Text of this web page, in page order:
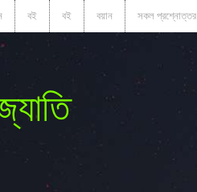
বই বই বয়ান সকল প্রশ্নোত্তর